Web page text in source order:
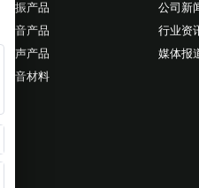
减振产品
隔音产品
消声产品
吸音材料
公司新
行业资
媒体报